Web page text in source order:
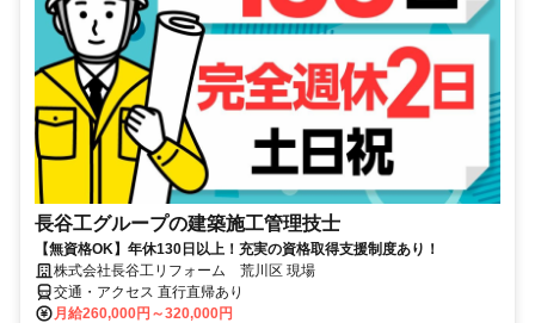
長谷工グループの建築施工管理技士
【無資格OK】年休130日以上！充実の資格取得支援制度あり！
株式会社長谷工リフォーム 荒川区 現場
交通・アクセス 直行直帰あり
月給260,000円～320,000円